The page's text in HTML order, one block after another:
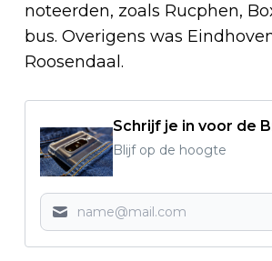
noteerden, zoals Rucphen,
bus. Overigens was
Roosendaal.
Schrijf je in voor de
Blijf op de hoogte